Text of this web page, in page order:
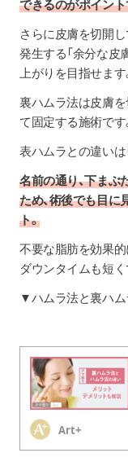
できるのがポイント
さらに皮膚を切開
発生する「余分な皮
上がりを目指せます
裏ハムラ法は皮膚
て固定する施術です
表ハムラとの違いは
名前の通り、下ま
ため、術後でも目
ト。
不要な脂肪を効果的
ダウンタイムも短く
▼ハムラ法と裏ハム